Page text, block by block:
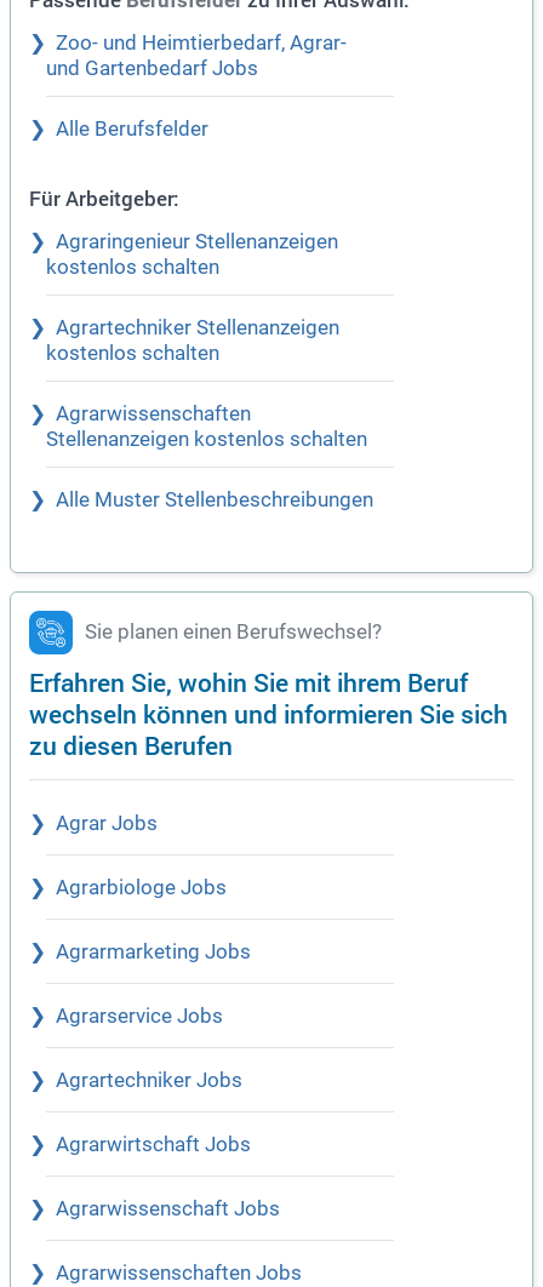
Zoo- und Heimtierbedarf, Agrar-
und Gartenbedarf Jobs
Alle Berufsfelder
Für Arbeitgeber:
Agraringenieur Stellenanzeigen
kostenlos schalten
Agrartechniker Stellenanzeigen
kostenlos schalten
Agrarwissenschaften
Stellenanzeigen kostenlos schalten
Alle Muster Stellenbeschreibungen
Sie planen einen Berufswechsel?
Erfahren Sie, wohin Sie mit ihrem Beruf
wechseln können und informieren Sie sich
zu diesen Berufen
Agrar Jobs
Agrarbiologe Jobs
Agrarmarketing Jobs
Agrarservice Jobs
Agrartechniker Jobs
Agrarwirtschaft Jobs
Agrarwissenschaft Jobs
Agrarwissenschaften Jobs